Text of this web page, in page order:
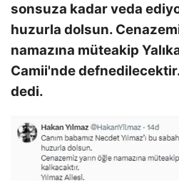
sonsuza kadar veda
huzurla dolsun.
namazına müteakip
Camii'nde defnedilecektir.
dedi.